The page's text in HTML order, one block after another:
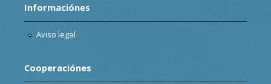
Informaciónes
Aviso legal
Cooperaciónes